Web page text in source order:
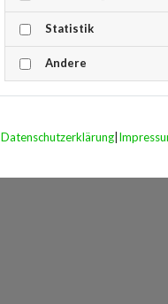
Statistik
Andere
Datenschutzerklärung|